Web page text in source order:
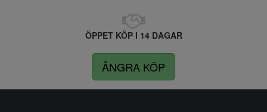
ÖPPET KÖP I 14 DAGAR
ÅNGRA KÖP